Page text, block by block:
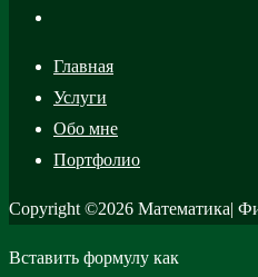
Главная
Услуги
Обо мне
Портфолио
Вставить формулу как